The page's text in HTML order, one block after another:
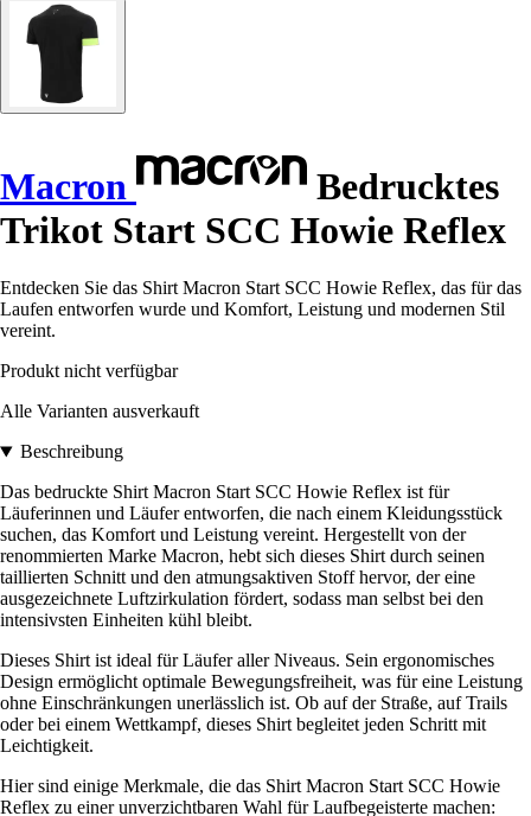
Macron
Bedrucktes
Trikot Start SCC Howie Reflex
Entdecken Sie das Shirt Macron Start SCC Howie Reflex, das für das
Laufen entworfen wurde und Komfort, Leistung und modernen Stil
vereint.
Produkt nicht verfügbar
Alle Varianten ausverkauft
Beschreibung
Das bedruckte Shirt Macron Start SCC Howie Reflex ist für
Läuferinnen und Läufer entworfen, die nach einem Kleidungsstück
suchen, das Komfort und Leistung vereint. Hergestellt von der
renommierten Marke Macron, hebt sich dieses Shirt durch seinen
taillierten Schnitt und den atmungsaktiven Stoff hervor, der eine
ausgezeichnete Luftzirkulation fördert, sodass man selbst bei den
intensivsten Einheiten kühl bleibt.
Dieses Shirt ist ideal für Läufer aller Niveaus. Sein ergonomisches
Design ermöglicht optimale Bewegungsfreiheit, was für eine Leistung
ohne Einschränkungen unerlässlich ist. Ob auf der Straße, auf Trails
oder bei einem Wettkampf, dieses Shirt begleitet jeden Schritt mit
Leichtigkeit.
Hier sind einige Merkmale, die das Shirt Macron Start SCC Howie
Reflex zu einer unverzichtbaren Wahl für Laufbegeisterte machen: